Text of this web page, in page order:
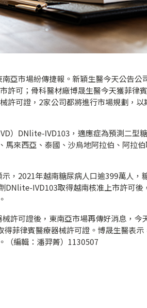
亞市場紛傳捷報。新穎生醫今天公告公
許可；骨科醫材廠博晟生醫今天獲菲律
許可證，2家公司都將進行市場規劃，以
）DNlite-IVD103，適應症為預測二型
馬來西亞、泰國、沙烏地阿拉伯、阿拉
，2021年越南糖尿病人口逾399萬人，
DNlite-IVD103取得越南核准上市許可後
許可證後，東南亞市場再傳好消息，今
菲律賓醫療器械許可證。博晟生醫表示
（編輯：潘羿菁）1130507